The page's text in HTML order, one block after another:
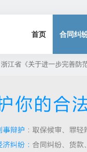
首页 合同纠
浙江省《关于进一步完善防